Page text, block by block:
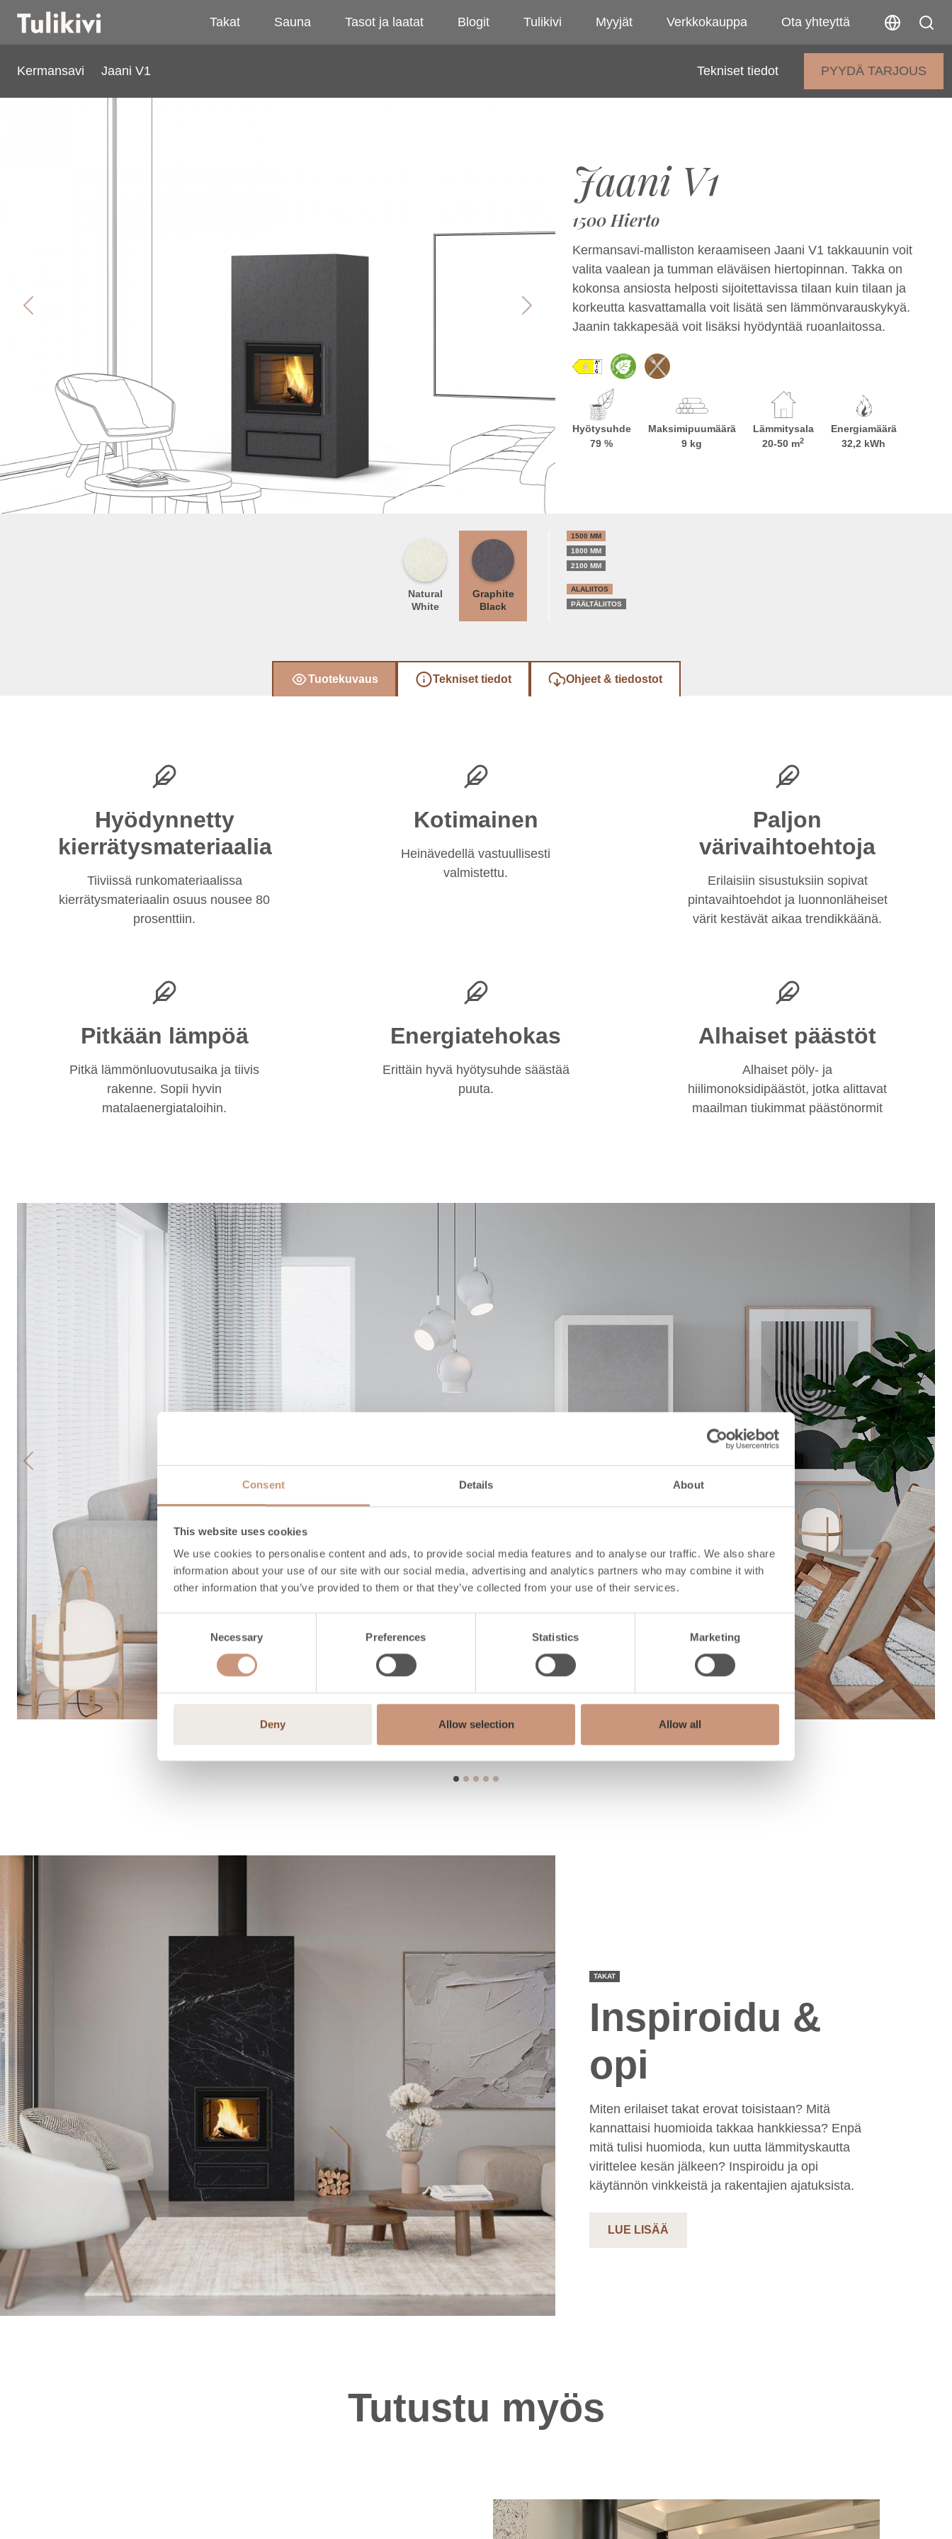
Consent Details About
This website uses cookies
We use cookies to personalise content and ads, to provide social media features and to analyse our traffic. We also share
information about your use of our site with our social media, advertising and analytics partners who may combine it with
other information that you’ve provided to them or that they’ve collected from your use of their services.
Selection
Necessary Preferences Statistics Marketing
Deny Allow selection Allow all
Takat Sauna Tasot ja laatat Blogit Tulikivi Myyjät Verkkokauppa Ota yhteyttä
Kermansavi Jaani V1 Tekniset tiedot PYYDÄ TARJOUS
Previous Next
Jaani V1
1500 Hierto
Kermansavi-malliston keraamiseen Jaani V1 takkauunin voit
valita vaalean ja tumman eläväisen hiertopinnan. Takka on
kokonsa ansiosta helposti sijoitettavissa tilaan kuin tilaan ja
korkeutta kasvattamalla voit lisätä sen lämmönvarauskykyä.
Jaanin takkapesää voit lisäksi hyödyntää ruoanlaitossa.
Hyötysuhde
79 %
Maksimipuumäärä
9 kg
Lämmitysala
20-50 m2
Energiamäärä
32,2 kWh
Natural
White
Graphite
Black
1500 MM
1800 MM
2100 MM
ALALIITOS
PÄÄLTÄLIITOS
Tuotekuvaus Tekniset tiedot Ohjeet & tiedostot
Hyödynnetty
kierrätysmateriaalia
Tiiviissä runkomateriaalissa
kierrätysmateriaalin osuus nousee 80
prosenttiin.
Kotimainen
Heinävedellä vastuullisesti
valmistettu.
Paljon
värivaihtoehtoja
Erilaisiin sisustuksiin sopivat
pintavaihtoehdot ja luonnonläheiset
värit kestävät aikaa trendikkäänä.
Pitkään lämpöä
Pitkä lämmönluovutusaika ja tiivis
rakenne. Sopii hyvin
matalaenergiataloihin.
Energiatehokas
Erittäin hyvä hyötysuhde säästää
puuta.
Alhaiset päästöt
Alhaiset pöly- ja
hiilimonoksidipäästöt, jotka alittavat
maailman tiukimmat päästönormit
Previous Next
TAKAT
Inspiroidu &
opi
Miten erilaiset takat erovat toisistaan? Mitä
kannattaisi huomioida takkaa hankkiessa? Enpä
mitä tulisi huomioda, kun uutta lämmityskautta
virittelee kesän jälkeen? Inspiroidu ja opi
käytännön vinkkeistä ja rakentajien ajatuksista.
LUE LISÄÄ
Tutustu myös